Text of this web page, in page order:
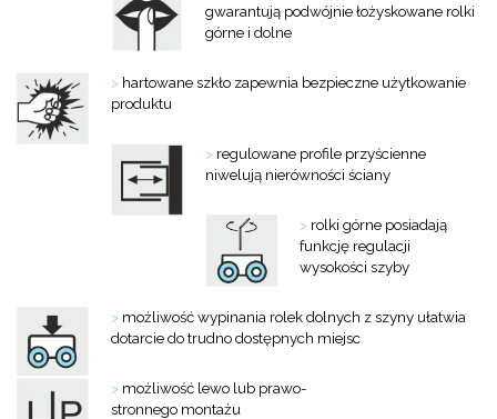
gwarantują podwójnie łożyskowane rolki
górne i dolne
> hartowane szkło zapewnia bezpieczne użytkowanie
produktu
> regulowane profile przyścienne
niwelują nierówności ściany
> rolki górne posiadają
funkcję regulacji
wysokości szyby
> możliwość wypinania rolek dolnych z szyny ułatwia
dotarcie do trudno dostępnych miejsc
> możliwość lewo lub prawo-
stronnego montażu